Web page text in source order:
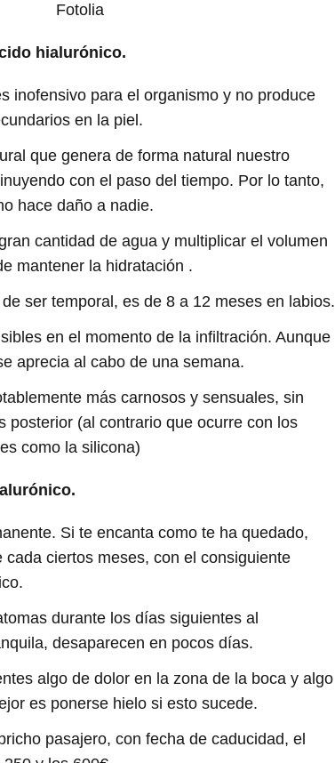
Fotolia
hialurónico.
inofensivo para el organismo y no produce
en la piel.
que genera de forma natural nuestro
con el paso del tiempo. Por lo tanto,
hace daño a nadie.
cantidad de agua y multiplicar el volumen
mantener la hidratación .
ser temporal, es de 8 a 12 meses en labios.
en el momento de la infiltración. Aunque
aprecia al cabo de una semana.
más carnosos y sensuales, sin
posterior (al contrario que ocurre con los
como la silicona)
Si te encanta como te ha quedado,
cada ciertos meses, con el consiguiente
durante los días siguientes al
desaparecen en pocos días.
algo de dolor en la zona de la boca y algo
es ponerse hielo si esto sucede.
pasajero, con fecha de caducidad, el